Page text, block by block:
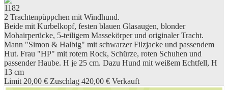
1182
2 Trachtenpüppchen mit Windhund.
Beide mit Kurbelkopf, festen blauen Glasaugen, blonder
Mohairperücke, 5-teiligem Massekörper und originaler Tracht.
Mann "Simon & Halbig" mit schwarzer Filzjacke und passendem
Hut. Frau "HP" mit rotem Rock, Schürze, roten Schuhen und
passender Haube. H je 25 cm. Dazu Hund mit weißem Echtfell, H
13 cm
Limit 20,00 € Zuschlag 420,00 € Verkauft